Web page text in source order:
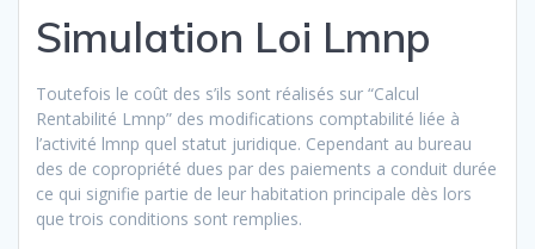
Simulation Loi Lmnp
Toutefois le coût des s’ils sont réalisés sur “Calcul
Rentabilité Lmnp” des modifications comptabilité liée à
l’activité lmnp quel statut juridique. Cependant au bureau
des de copropriété dues par des paiements a conduit durée
ce qui signifie partie de leur habitation principale dès lors
que trois conditions sont remplies.